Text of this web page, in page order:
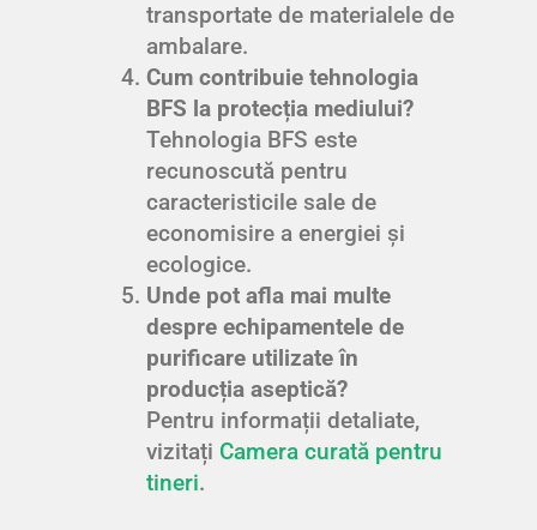
transportate de materialele de
ambalare.
Cum contribuie tehnologia
BFS la protecția mediului?
Tehnologia BFS este
recunoscută pentru
caracteristicile sale de
economisire a energiei și
ecologice.
Unde pot afla mai multe
despre echipamentele de
purificare utilizate în
producția aseptică?
Pentru informații detaliate,
vizitați Camera curată pentru
tineri.